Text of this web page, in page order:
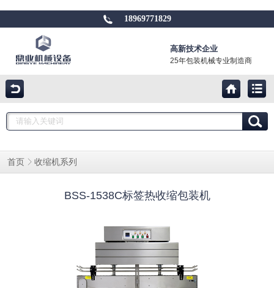
18969771829
高新技术企业
25年包装机械专业制造商
首页 收缩机系列
BSS-1538C标签热收缩包装机